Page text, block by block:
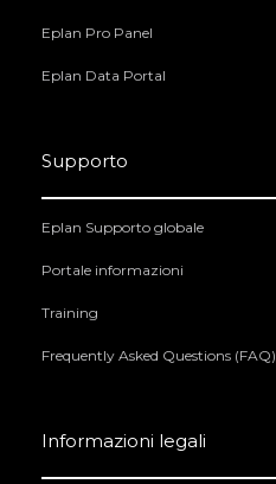
Eplan Pro Panel
Eplan Data Portal
Supporto
Eplan Supporto globale
Portale informazioni
Training
Frequently Asked Questions (FAQ)
Informazioni legali